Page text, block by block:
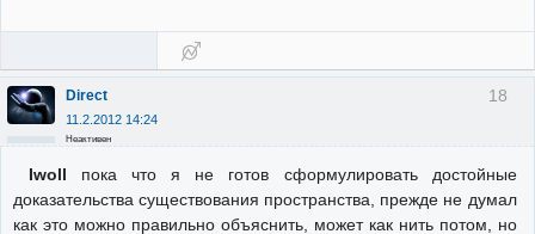
18
Direct
11.2.2012 14:24
Неактивен
Iwoll пока что я не готов сформулировать достойные
доказательства существования пространства, прежде не думал
как это можно правильно объяснить, может как нить потом, но